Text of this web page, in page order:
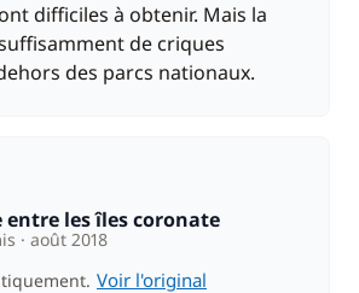
difficiles à obtenir. Mais la
de criques
des parcs nationaux.
entre les îles coronate
août 2018
Voir l'original